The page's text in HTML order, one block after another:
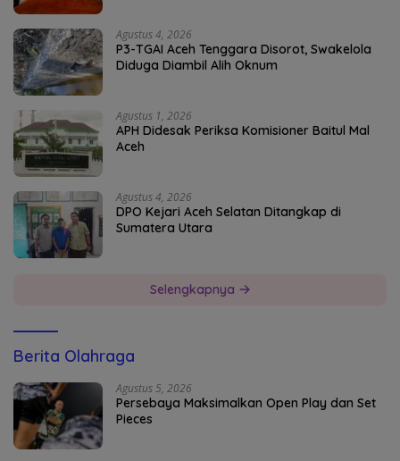
Agustus 4, 2026
P3-TGAI Aceh Tenggara Disorot, Swakelola
Diduga Diambil Alih Oknum
Agustus 1, 2026
APH Didesak Periksa Komisioner Baitul Mal
Aceh
Agustus 4, 2026
DPO Kejari Aceh Selatan Ditangkap di
Sumatera Utara
Selengkapnya
Berita Olahraga
Agustus 5, 2026
Persebaya Maksimalkan Open Play dan Set
Pieces